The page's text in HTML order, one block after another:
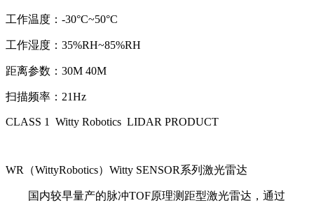
工作温度：-30°C~50°C
工作湿度：35%RH~85%RH
距离参数：30M 40M
扫描频率：21Hz
CLASS 1 Witty Robotics LIDAR PRODUCT
WR（WittyRobotics）Witty SENSOR系列激光雷达
国内较早量产的脉冲TOF原理测距型激光雷达 ， 通过